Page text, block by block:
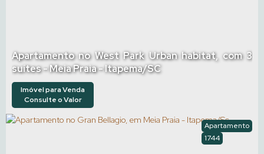
Apartamento no West Park Urban habitat, com 3
suítes - Meia Praia - Itapema/SC
Consulte o Valor
Imóvel para Venda
1744
Apartamento